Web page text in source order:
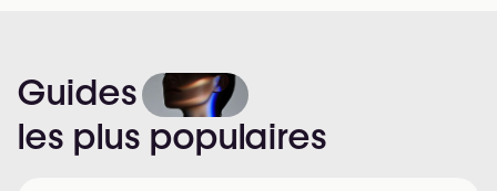
Guides
les plus populaires